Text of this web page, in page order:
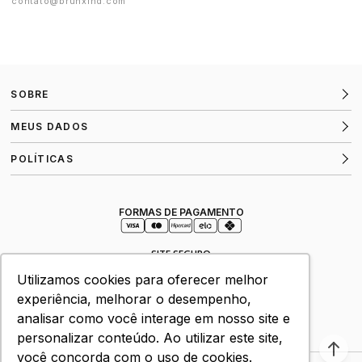
Utilizamos cookies para oferecer melhor
experiência, melhorar o desempenho,
analisar como você interage em nosso site e
personalizar conteúdo. Ao utilizar este site,
você concorda com o uso de cookies.
SOBRE
MEUS DADOS
POLÍTICAS
FORMAS DE PAGAMENTO
SITE SEGURO